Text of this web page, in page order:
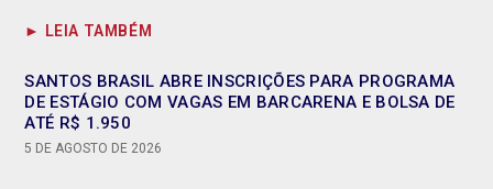
► LEIA TAMBÉM
SANTOS BRASIL ABRE INSCRIÇÕES PARA PROGRAMA
DE ESTÁGIO COM VAGAS EM BARCARENA E BOLSA DE
ATÉ R$ 1.950
5 DE AGOSTO DE 2026